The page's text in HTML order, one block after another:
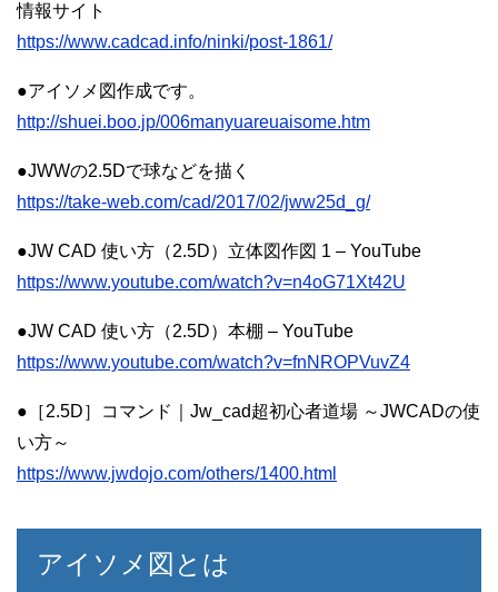
情報サイト
https://www.cadcad.info/ninki/post-1861/
●アイソメ図作成です。
http://shuei.boo.jp/006manyuareuaisome.htm
●JWWの2.5Dで球などを描く
https://take-web.com/cad/2017/02/jww25d_g/
●JW CAD 使い方（2.5D）立体図作図 1 – YouTube
https://www.youtube.com/watch?v=n4oG71Xt42U
●JW CAD 使い方（2.5D）本棚 – YouTube
https://www.youtube.com/watch?v=fnNROPVuvZ4
●［2.5D］コマンド｜Jw_cad超初心者道場 ～JWCADの使
い方～
https://www.jwdojo.com/others/1400.html
アイソメ図とは